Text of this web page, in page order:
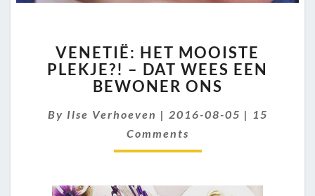
HET
MOOISTE
PLEKJE?!
DAT
WEES
VENETIË: HET MOOISTE
PLEKJE?! – DAT WEES EEN
BEWONER ONS
By Ilse Verhoeven | 2016-08-05 | Comments
15
Comments